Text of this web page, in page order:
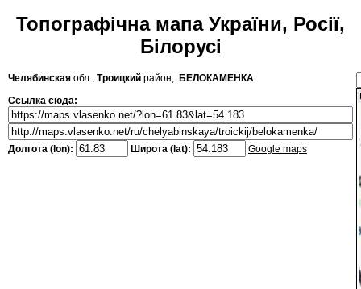
Топографічна мапа України, Росії,
Білорусі
Челябинская обл., Троицкий район, .БЕЛОКАМЕНКА
Ссылка сюда:
Долгота (lon): Широта (lat): Google maps